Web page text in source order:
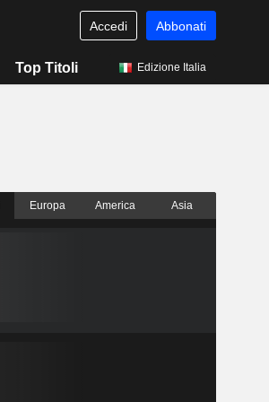
Accedi Abbonati
Top Titoli Edizione Italia
Europa America Asia